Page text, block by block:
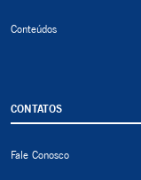
Conteúdos
CONTATOS
Fale Conosco